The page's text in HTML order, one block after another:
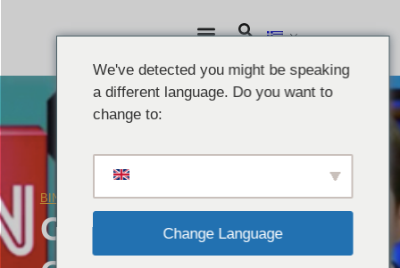
ΒΊΝΤΕΟ Ιανουάριος 5, 2016
Ο διευθυντής της
We've detected you might be speaking
a different language. Do you want to
change to:
Change Language